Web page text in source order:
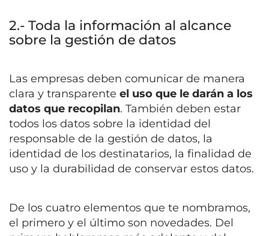
2.- Toda la información al alcance
sobre la gestión de datos
Las empresas deben comunicar de manera
clara y transparente el uso que le darán a los
datos que recopilan. También deben estar
todos los datos sobre la identidad del
responsable de la gestión de datos, la
identidad de los destinatarios, la finalidad de
uso y la durabilidad de conservar estos datos.
De los cuatro elementos que te nombramos,
el primero y el último son novedades. Del